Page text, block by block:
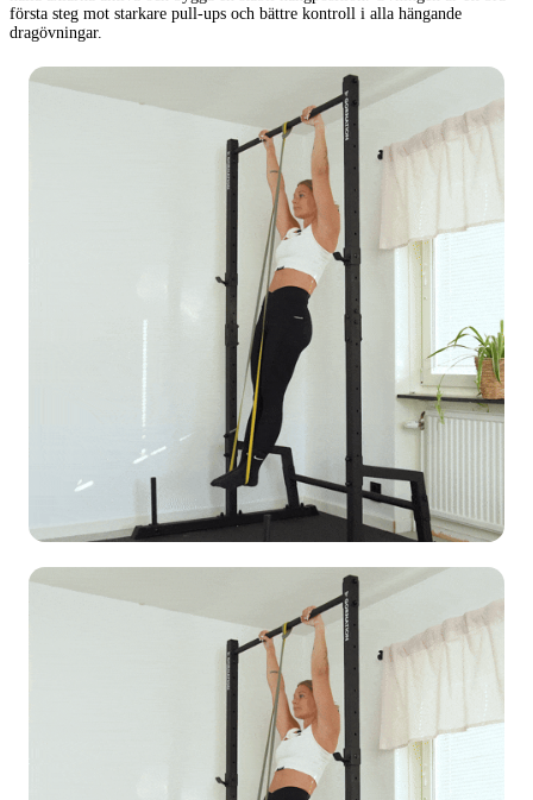
första steg mot starkare pull-ups och bättre kontroll i alla hängande
dragövningar.